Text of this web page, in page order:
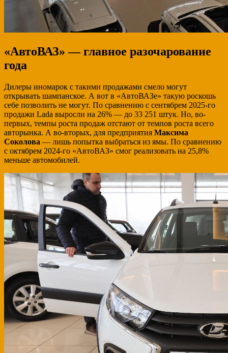
«АвтоВАЗ» — главное разочарование
года
Дилеры иномарок с такими продажами смело могут
открывать шампанское. А вот в «АвтоВАЗе» такую роскошь
себе позволить не могут. По сравнению с сентябрем 2025-го
продажи Lada выросли на 26% — до 33 251 штук. Но, во-
первых, темпы роста продаж отстают от темпов роста всего
авторынка. А во-вторых, для предприятия Максима
Соколова — лишь попытка выбраться из ямы. По сравнению
с октябрем 2024-го «АвтоВАЗ» смог реализовать на 25,8%
меньше автомобилей.